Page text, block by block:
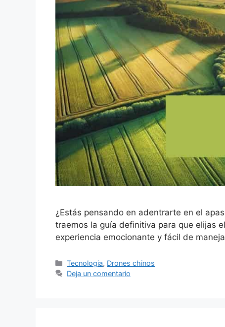
¿Estás pensando en adentrarte en el
traemos la guía definitiva para que elijas
experiencia emocionante y fácil de
Categorías
Tecnologia, Drones chinos
Deja un comentario